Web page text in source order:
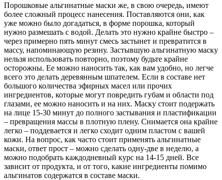
Порошковые альгинатные маски же, в свою очередь, имеют
более сложный процесс нанесения. Поставляются они, как
уже можно было догадаться, в форме порошка, который
нужно размешать с водой. Делать это нужно крайне быстро –
через примерно пять минут смесь застынет и превратится в
массу, напоминающую резину. Застывшую альгинатную маску
нельзя использовать повторно, поэтому будьте крайне
осторожны. Ее можно наносить так, как вам удобно, но легче
всего это делать деревянным шпателем. Если в составе нет
большого количества эфирных масел или прочих
ингредиентов, которые могут повредить губам и области под
глазами, ее можно наносить и на них. Маску стоит подержать
на лице 15-30 минут до полного застывания и пластификации
– превращения массы в плотную плену. Снимается она крайне
легко – поддевается и легко сходит одним пластом с вашей
кожи. На вопрос, как часто стоит применять альгинатные
маски, ответ прост – можно сделать одну-две в неделю, а
можно подобрать каждодневный курс на 14-15 дней. Все
зависит от продукта, и от того, какие ингредиенты помимо
альгинатов содержатся в составе маски.